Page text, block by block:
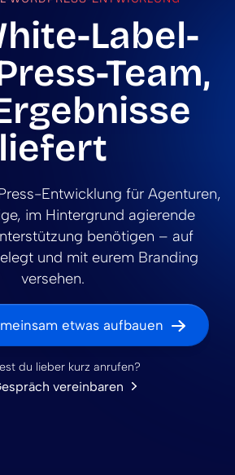
Label-
Team,
liefert
Entwicklung für Agenturen,
im Hintergrund agierende
benötigen – auf
und mit eurem Branding
versehen.
etwas aufbauen
du lieber kurz anrufen?
vereinbaren